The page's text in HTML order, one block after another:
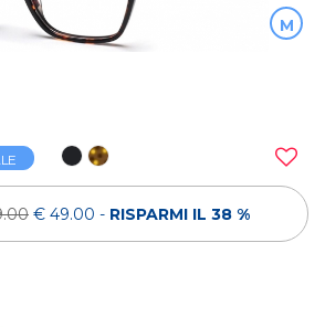
M
€ 49.00 - RISPARMI IL 38 %